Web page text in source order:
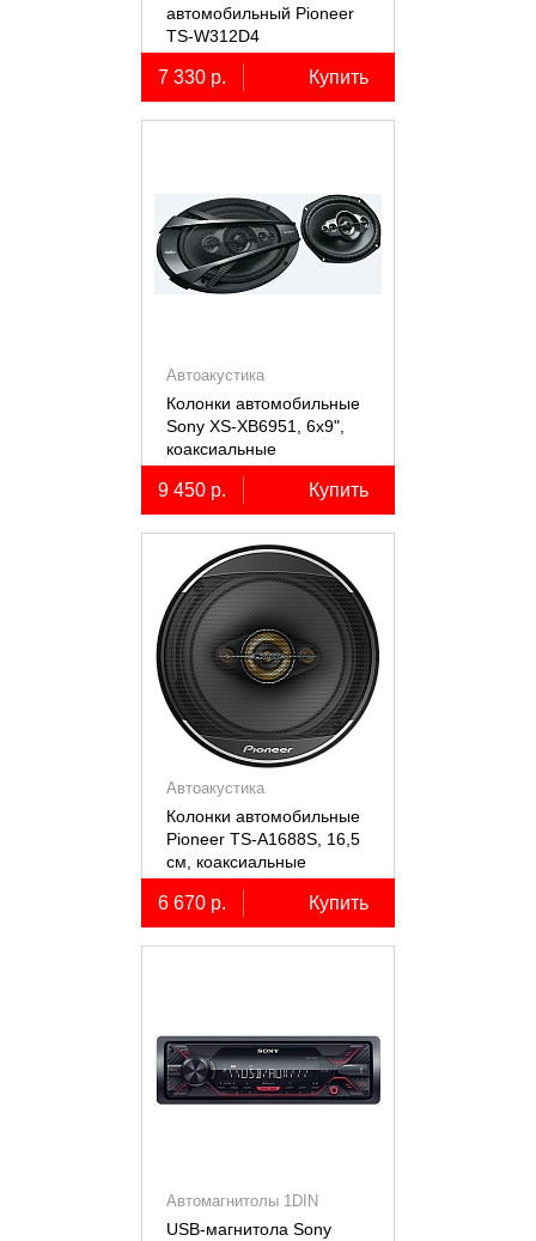
автомобильный Pioneer
TS-W312D4
7 330 р. Купить
Автоакустика
Колонки автомобильные
Sony XS-XB6951, 6х9",
коаксиальные
пятиполосные, 2 шт.
9 450 р. Купить
Автоакустика
Колонки автомобильные
Pioneer TS-A1688S, 16,5
см, коаксиальные
четырёхполосные, 2 шт.
6 670 р. Купить
Автомагнитолы 1DIN
USB-магнитола Sony